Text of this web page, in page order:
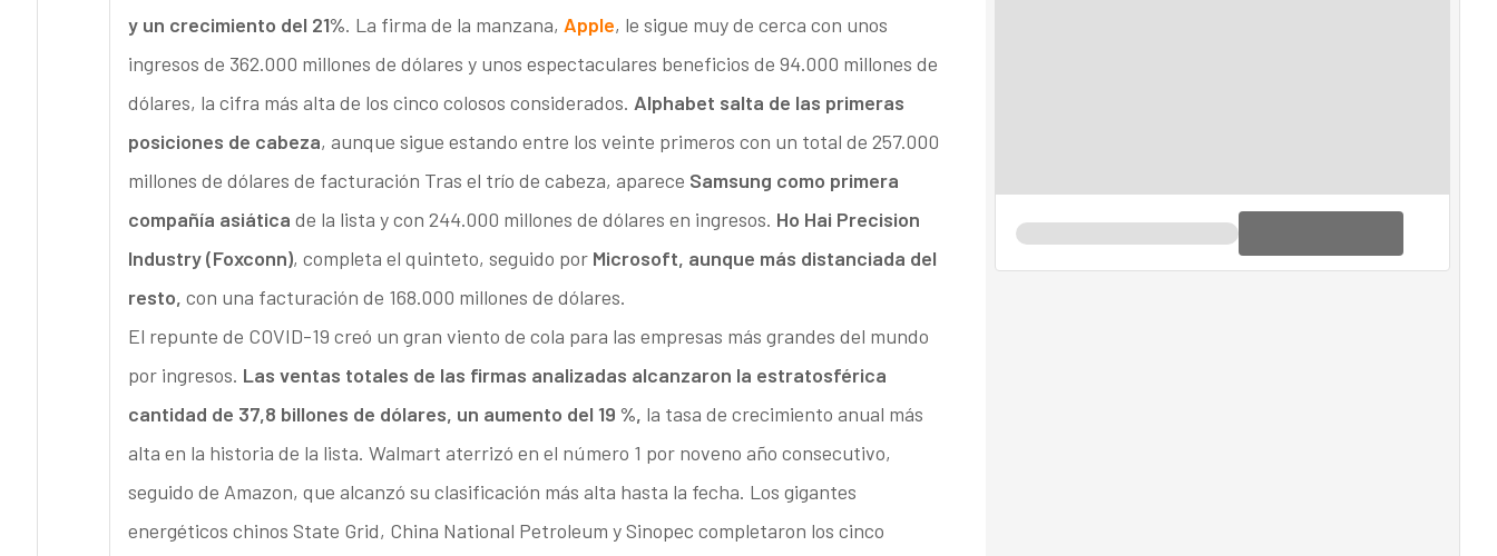
y un crecimiento del 21%. La firma de la manzana, Apple, le sigue muy de cerca con unos
ingresos de 362.000 millones de dólares y unos espectaculares beneficios de 94.000 millones de
dólares, la cifra más alta de los cinco colosos considerados. Alphabet salta de las primeras
posiciones de cabeza, aunque sigue estando entre los veinte primeros con un total de 257.000
millones de dólares de facturación Tras el trío de cabeza, aparece Samsung como primera
compañía asiática de la lista y con 244.000 millones de dólares en ingresos. Ho Hai Precision
Industry (Foxconn), completa el quinteto, seguido por Microsoft, aunque más distanciada del
resto, con una facturación de 168.000 millones de dólares.
El repunte de COVID-19 creó un gran viento de cola para las empresas más grandes del mundo
por ingresos. Las ventas totales de las firmas analizadas alcanzaron la estratosférica
cantidad de 37,8 billones de dólares, un aumento del 19 %, la tasa de crecimiento anual más
alta en la historia de la lista. Walmart aterrizó en el número 1 por noveno año consecutivo,
seguido de Amazon, que alcanzó su clasificación más alta hasta la fecha. Los gigantes
energéticos chinos State Grid, China National Petroleum y Sinopec completaron los cinco